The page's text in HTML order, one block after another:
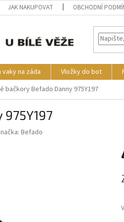
JAK NAKUPOVAT OBCHODNÍ
na záda Vložky do bot
bačkory Befado Danny 975Y197
Befado